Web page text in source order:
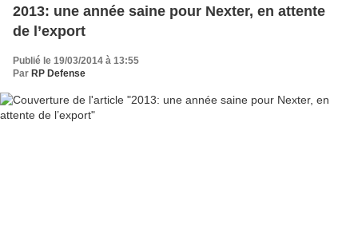
2013: une année saine pour Nexter, en attente
de l’export
Publié le 19/03/2014 à 13:55
Par RP Defense